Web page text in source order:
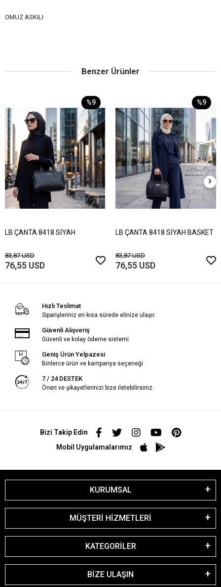
OMUZ ASKILI
Benzer Ürünler
%9
LB ÇANTA 8418 SİYAH
83,87 USD
76,55 USD
%9
LB ÇANTA 8418 SİYAH BASKET
83,87 USD
76,55 USD
Hızlı Teslimat
Siparişleriniz en kısa sürede elinize ulaşır.
Güvenli Alışveriş
Güvenli ve kolay ödeme sistemi
Geniş Ürün Yelpazesi
Binlerce ürün ve kampanya seçeneği
7 / 24 DESTEK
Öneri ve şikayetlerinizi bize iletebilirsiniz.
Bizi Takip Edin
Mobil Uygulamalarımız
KURUMSAL
MÜŞTERİ HİZMETLERİ
KATEGORİLER
BİZE ULAŞIN